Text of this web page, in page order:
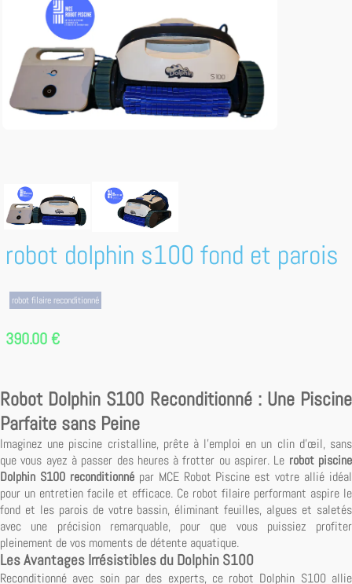
robot dolphin s100 fond et parois
robot filaire reconditionné
390.00 €
Robot Dolphin S100 Reconditionné : Une Piscine
Parfaite sans Peine
Imaginez une piscine cristalline, prête à l'emploi en un clin d'œil, sans
que vous ayez à passer des heures à frotter ou aspirer. Le robot piscine
Dolphin S100 reconditionnépar MCE Robot Piscine est votre allié idéal
pour un entretien facile et efficace. Ce robot filaire performant aspire le
fond et les parois de votre bassin, éliminant feuilles, algues et saletés
avec une précision remarquable, pour que vous puissiez profiter
pleinement de vos moments de détente aquatique.
Les Avantages Irrésistibles du Dolphin S100
Reconditionné avec soin par des experts, ce robot Dolphin S100 allie